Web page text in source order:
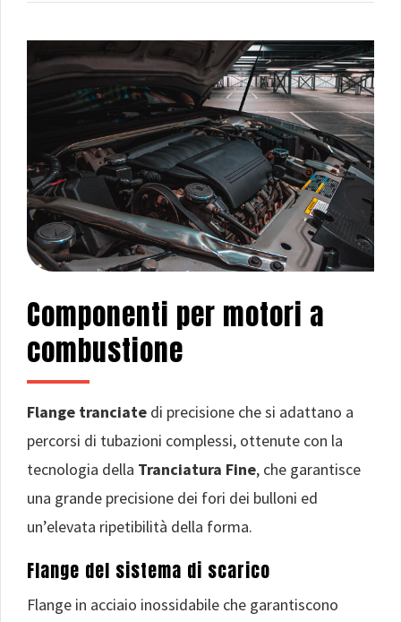
Componenti per motori a
combustione
Flange tranciate di precisione che si adattano a
percorsi di tubazioni complessi, ottenute con la
tecnologia della Tranciatura Fine, che garantisce
una grande precisione dei fori dei bulloni ed
un’elevata ripetibilità della forma.
Flange del sistema di scarico
Flange in acciaio inossidabile che garantiscono